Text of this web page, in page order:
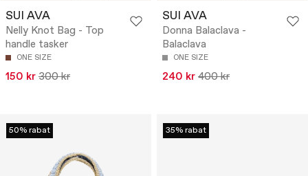
SUI AVA
Nelly Knot Bag - Top
handle tasker
ONE SIZE
150 kr 300 kr
SUI AVA
Donna Balaclava -
Balaclava
ONE SIZE
240 kr 400 kr
50% rabat 35% rabat